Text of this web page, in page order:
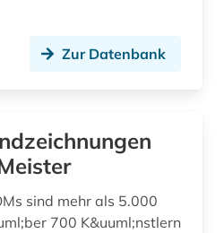
Zur Datenbank
sind mehr als 5.000
700 K&uuml;nstlern